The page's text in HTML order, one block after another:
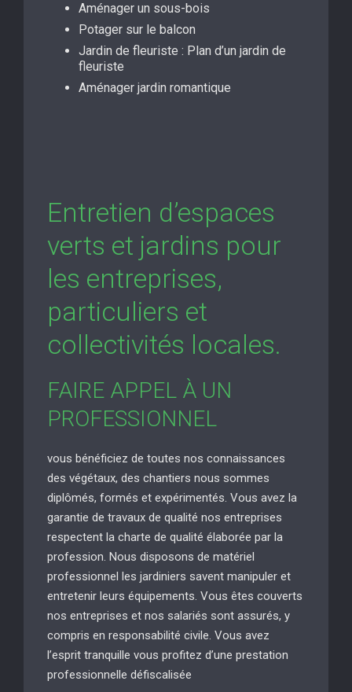
Aménager un sous-bois
Potager sur le balcon
Jardin de fleuriste : Plan d’un jardin de
fleuriste
Aménager jardin romantique
Entretien d’espaces
verts et jardins pour
les entreprises,
particuliers et
collectivités locales.
FAIRE APPEL À UN
PROFESSIONNEL
vous bénéficiez de toutes nos connaissances
des végétaux, des chantiers nous sommes
diplômés, formés et expérimentés. Vous avez la
garantie de travaux de qualité nos entreprises
respectent la charte de qualité élaborée par la
profession. Nous disposons de matériel
professionnel les jardiniers savent manipuler et
entretenir leurs équipements. Vous êtes couverts
nos entreprises et nos salariés sont assurés, y
compris en responsabilité civile. Vous avez
l’esprit tranquille vous profitez d’une prestation
professionnelle défiscalisée